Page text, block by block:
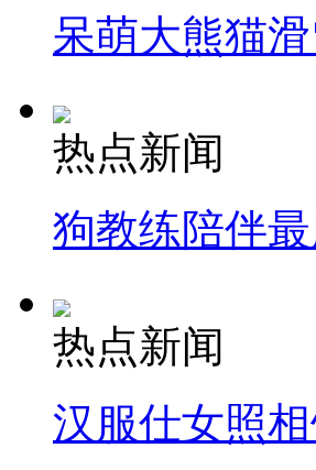
呆萌大熊猫
热点新闻
狗教练陪伴
热点新闻
汉服仕女照